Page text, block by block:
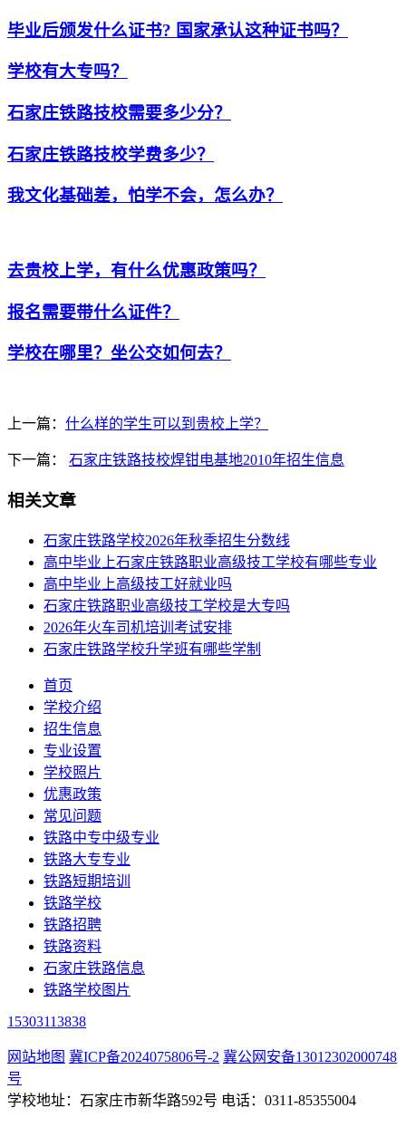
毕业后颁发什么证书? 国家承认这种证书吗？
学校有大专吗？
石家庄铁路技校需要多少分？
石家庄铁路技校学费多少？
我文化基础差，怕学不会，怎么办？
去贵校上学，有什么优惠政策吗？
报名需要带什么证件？
学校在哪里？坐公交如何去？
上一篇： 什么样的学生可以到贵校上学？
下一篇： 石家庄铁路技校焊钳电基地2010年招生信息
相关文章
石家庄铁路学校2026年秋季招生分数线
高中毕业上石家庄铁路职业高级技工学校有哪些专业
高中毕业上高级技工好就业吗
石家庄铁路职业高级技工学校是大专吗
2026年火车司机培训考试安排
石家庄铁路学校升学班有哪些学制
首页
学校介绍
招生信息
专业设置
学校照片
优惠政策
常见问题
铁路中专中级专业
铁路大专专业
铁路短期培训
铁路学校
铁路招聘
铁路资料
石家庄铁路信息
铁路学校图片
15303113838
网站地图 冀ICP备2024075806号-2 冀公网安备13012302000748
号
学校地址：石家庄市新华路592号 电话：0311-85355004